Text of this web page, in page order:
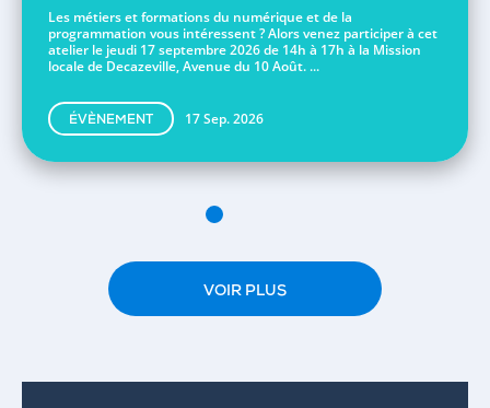
Les métiers et formations du numérique et de la
programmation vous intéressent ? Alors venez participer à cet
atelier le jeudi 17 septembre 2026 de 14h à 17h à la Mission
locale de Decazeville, Avenue du 10 Août. ...
ÉVÈNEMENT 17 Sep. 2026
VOIR PLUS